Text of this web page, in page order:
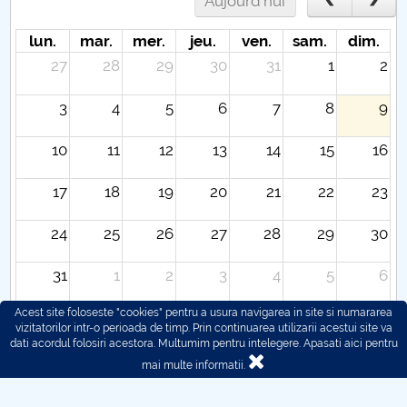
lun. mar. mer. jeu. ven. sam.
dim.
27
28 29 30 31 1 2
3 4 5 6 7 8 9
10 11 12 13 14 15 16
17 18 19 20 21 22 23
24 25 26 27 28 29 30
31 1 2 3 4 5 6
Acest site foloseste "cookies" pentru a usura navigarea in site si numararea
vizitatorilor intr-o perioada de timp. Prin continuarea utilizarii acestui site va
dati acordul folosiri acestora. Multumim pentru intelegere. Apasati aici pentru
mai multe informatii.